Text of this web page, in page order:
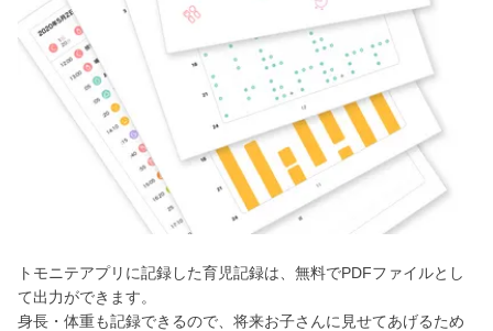
トモニテアプリに記録した育児記録は、無料でPDFファイルとし
て出力ができます。
身長・体重も記録できるので、将来お子さんに見せてあげるため